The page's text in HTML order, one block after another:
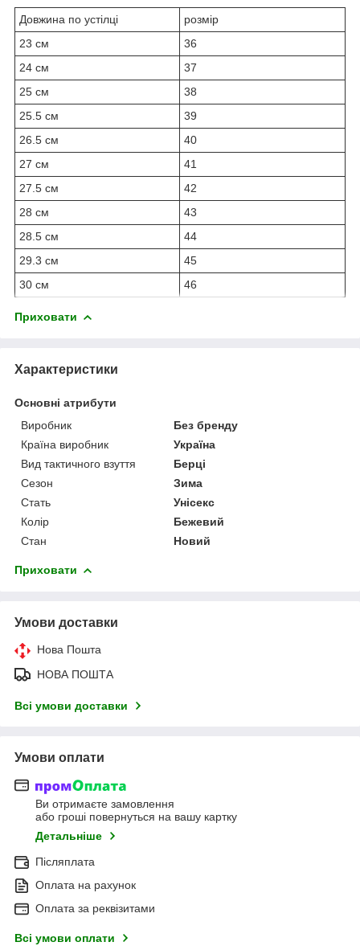
Довжина по устілці
розмір
23 см
36
24 см
37
25 см
38
25.5 см
39
26.5 см
40
27 см
41
27.5 см
42
28 см
43
28.5 см
44
29.3 см
45
30 см
46
Приховати
Характеристики
Основні атрибути
Виробник
Без бренду
Країна виробник
Україна
Вид тактичного взуття
Берці
Сезон
Зима
Стать
Унісекс
Колір
Бежевий
Стан
Новий
Приховати
Умови доставки
Нова Пошта
НОВА ПОШТА
Всі умови доставки
Умови оплати
Ви отримаєте замовлення
або гроші повернуться на вашу картку
Детальніше
Післяплата
Оплата на рахунок
Оплата за реквізитами
Всі умови оплати